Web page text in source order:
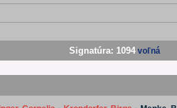
Signatúra: 1094 voľná